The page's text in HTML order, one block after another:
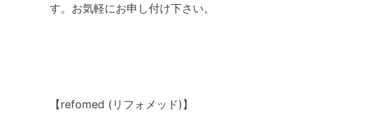
す。お気軽にお申し付け下さい。
【refomed (リフォメッド)】